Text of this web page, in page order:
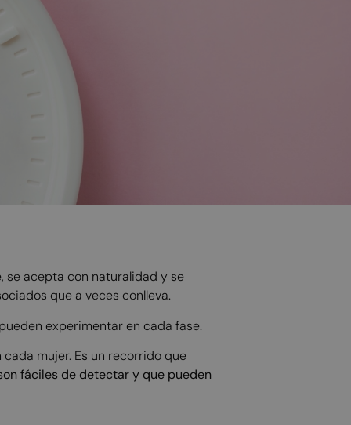
se acepta con naturalidad y se
que a veces conlleva.
experimentar en cada fase.
mujer. Es un recorrido que
fáciles de detectar y que pueden